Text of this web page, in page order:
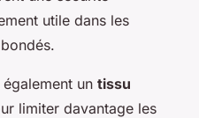
utile dans les
un tissu
limiter davantage les